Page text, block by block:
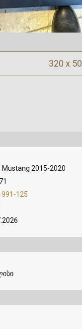
320 x 50
Mustang 2015-2020
125